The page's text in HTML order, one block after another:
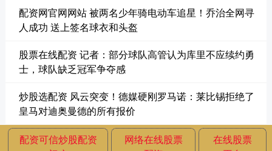
配资网官网网站 被两名少年骑电动车追星！乔治全网寻
人成功 送上签名球衣和头盔
股票在线配资 记者：部分球队高管认为库里不应续约勇
士，球队缺乏冠军争夺感
炒股选配资 风云突变！德媒硬刚罗马诺：莱比锡拒绝了
皇马对迪奥曼德的所有报价
配资可信炒股配资
网络在线股票
在线股票